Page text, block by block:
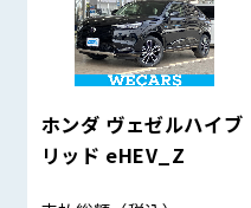
ホンダ ヴェゼルハイブ
リッド eHEV_Z